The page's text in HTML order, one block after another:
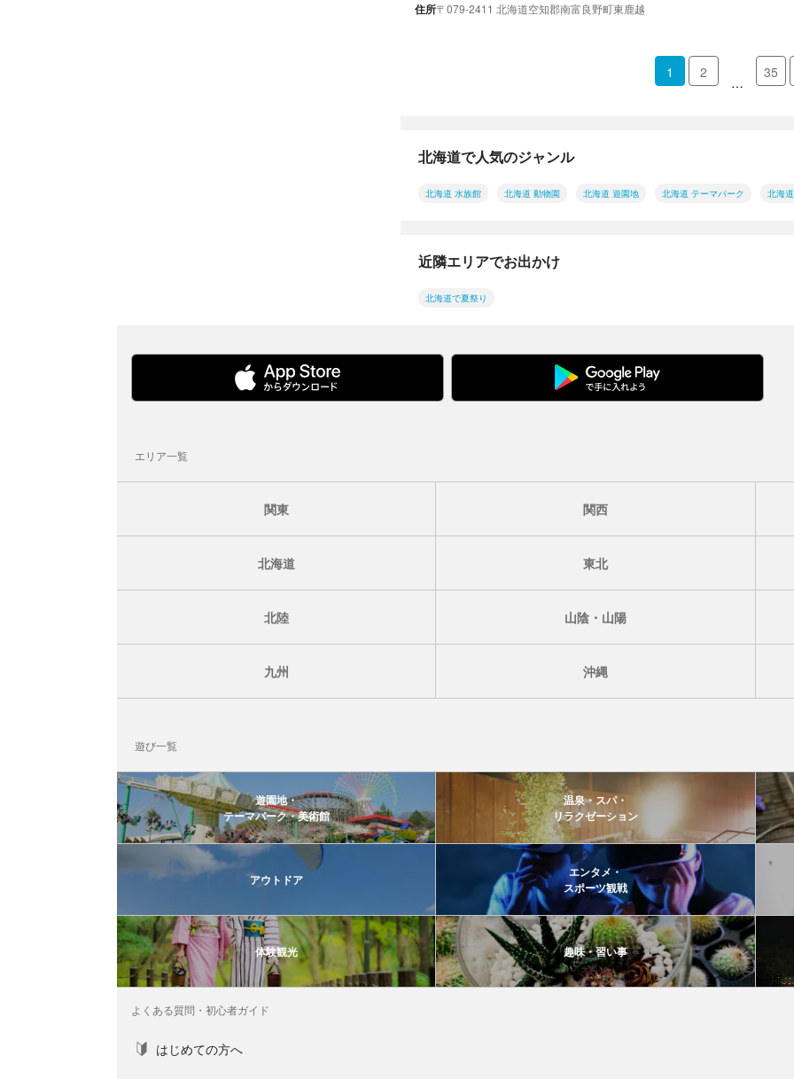
住所〒079-2411 北海道空知郡南富良野町東鹿越
1 2
…
35
北海道で人気のジャンル
北海道 水族館 北海道 動物園 北海道 遊園地 北海道 テーマパーク 北海
近隣エリアでお出かけ
北海道で夏祭り
エリア一覧
関東 関西
北海道 東北
北陸 山陰・山陽
九州 沖縄
遊び一覧
遊園地・
テーマパーク・美術館
温泉・スパ・
リラクゼーション
アウトドア
エンタメ・
スポーツ観戦
体験観光 趣味・習い事
よくある質問・初心者ガイド
はじめての方へ